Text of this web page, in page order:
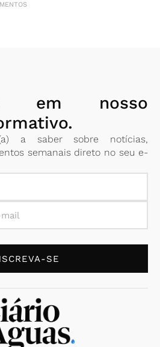
se em nosso
a saber sobre notícias,
semanais direto no seu e-
SE